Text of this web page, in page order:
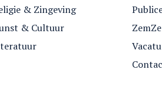
& Zingeving
& Cultuur